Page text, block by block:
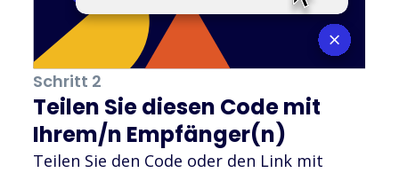
Schritt 2
Teilen Sie diesen Code mit
Ihrem/n Empfänger(n)
Teilen Sie den Code oder den Link mit